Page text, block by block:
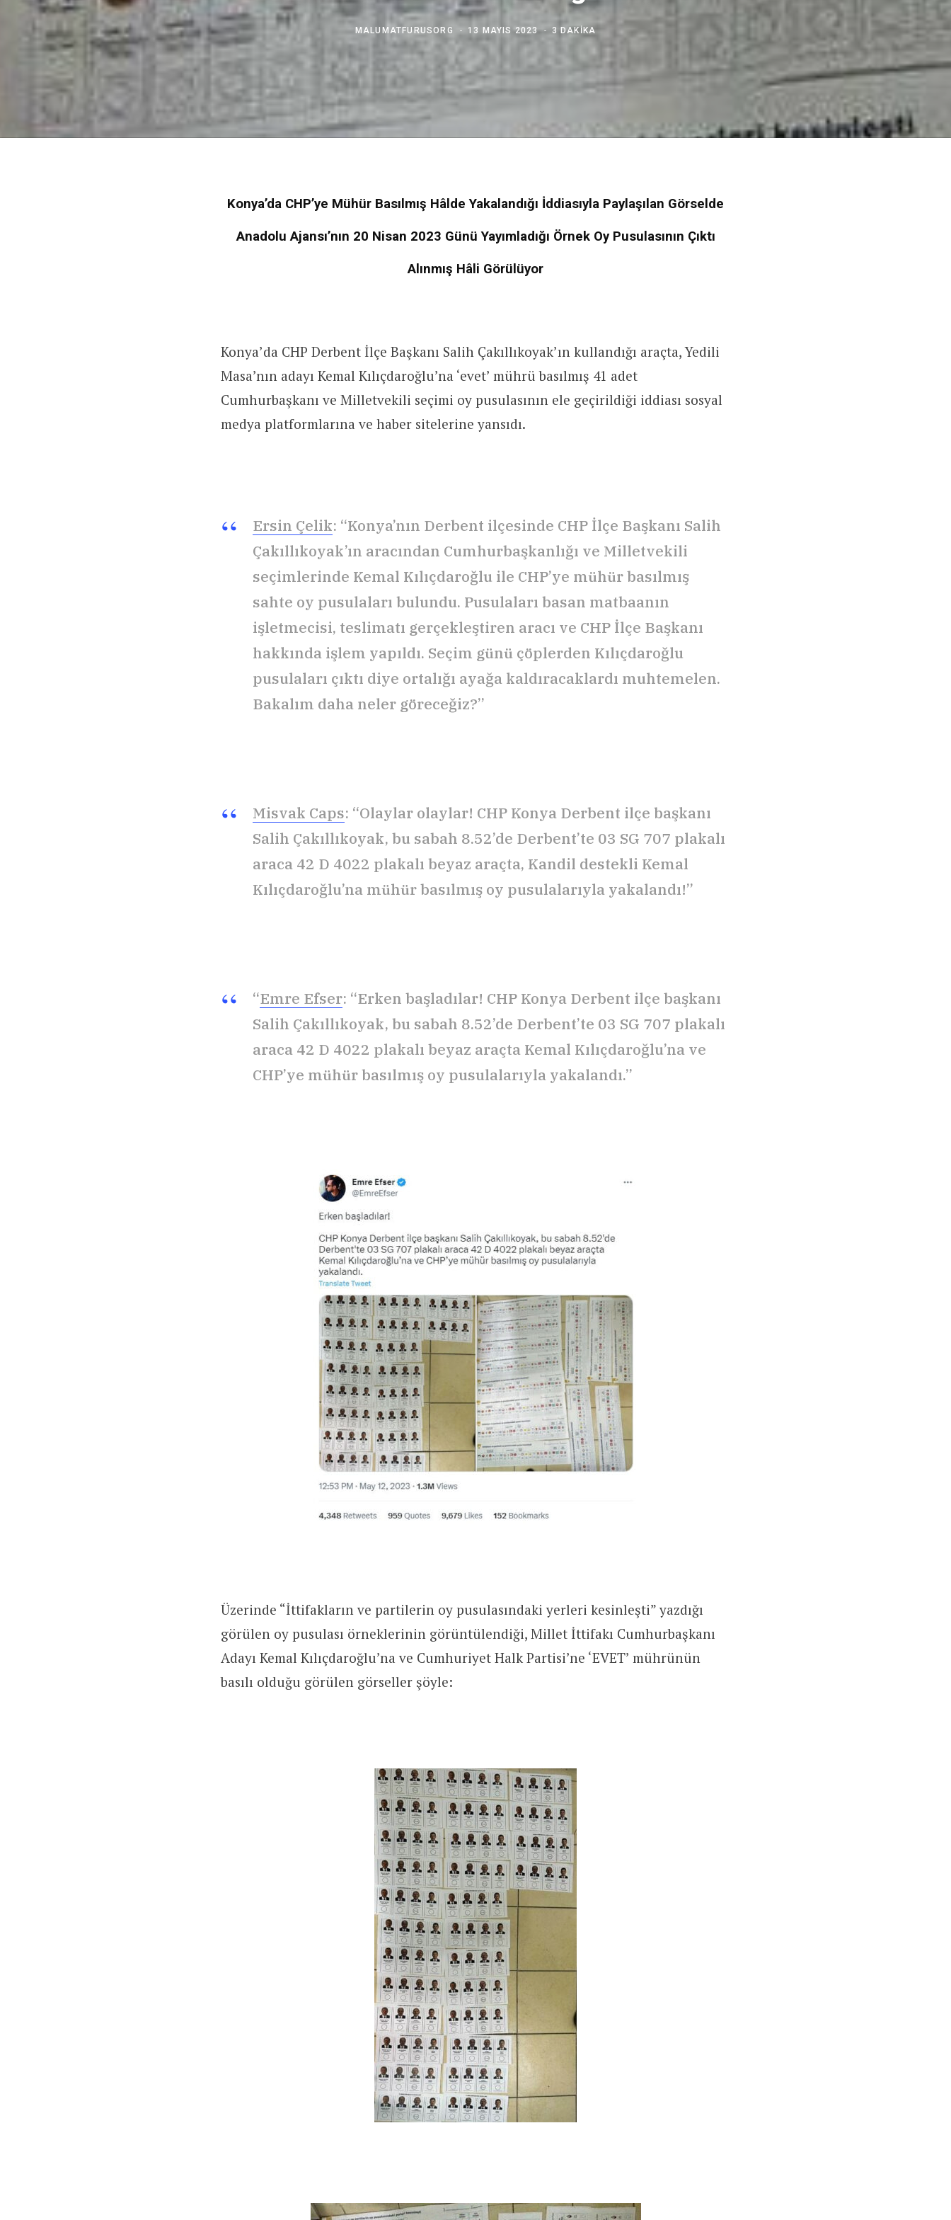
MALUMATFURUSORG 13 MAYIS 2023 3 DAKIKA
Konya’da CHP’ye Mühür Basılmış Hâlde Yakalandığı İddiasıyla Paylaşılan Görselde
Anadolu Ajansı’nın 20 Nisan 2023 Günü Yayımladığı Örnek Oy Pusulasının Çıktı
Alınmış Hâli Görülüyor
Konya’da CHP Derbent İlçe Başkanı Salih Çakıllıkoyak’ın kullandığı araçta, Yedili
Masa’nın adayı Kemal Kılıçdaroğlu’na ‘evet’ mührü basılmış 41 adet
Cumhurbaşkanı ve Milletvekili seçimi oy pusulasının ele geçirildiği iddiası sosyal
medya platformlarına ve haber sitelerine yansıdı.
Ersin Çelik: “Konya’nın Derbent ilçesinde CHP İlçe Başkanı Salih
Çakıllıkoyak’ın aracından Cumhurbaşkanlığı ve Milletvekili
seçimlerinde Kemal Kılıçdaroğlu ile CHP’ye mühür basılmış
sahte oy pusulaları bulundu. Pusulaları basan matbaanın
işletmecisi, teslimatı gerçekleştiren aracı ve CHP İlçe Başkanı
hakkında işlem yapıldı. Seçim günü çöplerden Kılıçdaroğlu
pusulaları çıktı diye ortalığı ayağa kaldıracaklardı muhtemelen.
Bakalım daha neler göreceğiz?”
Misvak Caps: “Olaylar olaylar! CHP Konya Derbent ilçe başkanı
Salih Çakıllıkoyak, bu sabah 8.52’de Derbent’te 03 SG 707 plakalı
araca 42 D 4022 plakalı beyaz araçta, Kandil destekli Kemal
Kılıçdaroğlu’na mühür basılmış oy pusulalarıyla yakalandı!”
“Emre Efser: “Erken başladılar! CHP Konya Derbent ilçe başkanı
Salih Çakıllıkoyak, bu sabah 8.52’de Derbent’te 03 SG 707 plakalı
araca 42 D 4022 plakalı beyaz araçta Kemal Kılıçdaroğlu’na ve
CHP’ye mühür basılmış oy pusulalarıyla yakalandı.”
Üzerinde “İttifakların ve partilerin oy pusulasındaki yerleri kesinleşti” yazdığı
görülen oy pusulası örneklerinin görüntülendiği, Millet İttifakı Cumhurbaşkanı
Adayı Kemal Kılıçdaroğlu’na ve Cumhuriyet Halk Partisi’ne ‘EVET’ mührünün
basılı olduğu görülen görseller şöyle: